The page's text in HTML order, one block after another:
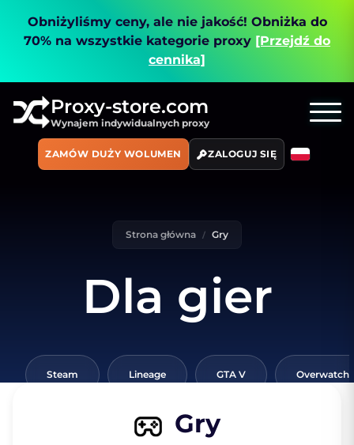
Obniżyliśmy ceny, ale nie jakość! Obniżka do
70% na wszystkie kategorie proxy [Przejdź do
cennika]
Proxy-store.com
Wynajem indywidualnych proxy
ZAMÓW DUŻY WOLUMEN ZALOGUJ SIĘ
Strona główna Gry
Dla gier
Steam Lineage GTA V Overwatch
Gry